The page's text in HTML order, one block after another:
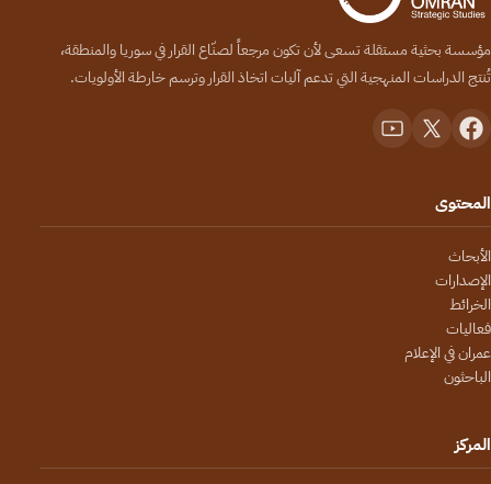
مؤسسة بحثية مستقلة تسعى لأن تكون مرجعاً لصنّاع القرار في سوريا والمنطقة،
تُنتج الدراسات المنهجية التي تدعم آليات اتخاذ القرار وترسم خارطة الأولويات.
المحتوى
الأبحاث
الإصدارات
الخرائط
فعاليات
عمران في الإعلام
الباحثون
المركز